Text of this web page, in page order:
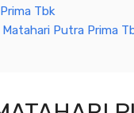
Tbk
Putra Prima